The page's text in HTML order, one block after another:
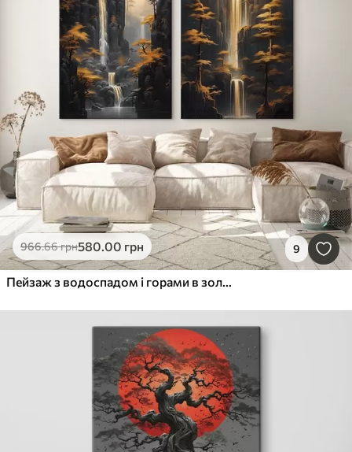
966.66грн580.00 грн 9
Пейзаж з водоспадом і горами в золотому світлі